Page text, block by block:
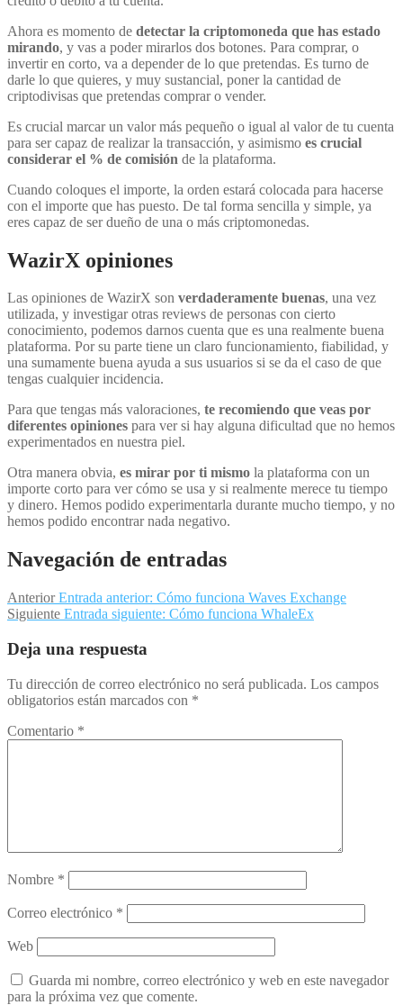
Ahora es momento de detectar la criptomoneda que has estado
mirando, y vas a poder mirarlos dos botones. Para comprar, o
invertir en corto, va a depender de lo que pretendas. Es turno de
darle lo que quieres, y muy sustancial, poner la cantidad de
criptodivisas que pretendas comprar o vender.
Es crucial marcar un valor más pequeño o igual al valor de tu cuenta
para ser capaz de realizar la transacción, y asimismo es crucial
considerar el % de comisión de la plataforma.
Cuando coloques el importe, la orden estará colocada para hacerse
con el importe que has puesto. De tal forma sencilla y simple, ya
eres capaz de ser dueño de una o más criptomonedas.
WazirX opiniones
Las opiniones de WazirX son verdaderamente buenas, una vez
utilizada, y investigar otras reviews de personas con cierto
conocimiento, podemos darnos cuenta que es una realmente buena
plataforma. Por su parte tiene un claro funcionamiento, fiabilidad, y
una sumamente buena ayuda a sus usuarios si se da el caso de que
tengas cualquier incidencia.
Para que tengas más valoraciones, te recomiendo que veas por
diferentes opiniones para ver si hay alguna dificultad que no hemos
experimentados en nuestra piel.
Otra manera obvia, es mirar por ti mismo la plataforma con un
importe corto para ver cómo se usa y si realmente merece tu tiempo
y dinero. Hemos podido experimentarla durante mucho tiempo, y no
hemos podido encontrar nada negativo.
Navegación de entradas
Anterior Entrada anterior: Cómo funciona Waves Exchange
Siguiente Entrada siguiente: Cómo funciona WhaleEx
Deja una respuesta
Tu dirección de correo electrónico no será publicada. Los campos
obligatorios están marcados con *
Comentario *
Nombre *
Correo electrónico *
Web
Guarda mi nombre, correo electrónico y web en este navegador
para la próxima vez que comente.